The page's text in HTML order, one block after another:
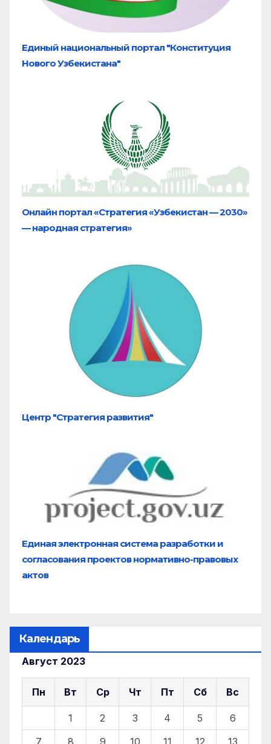
Единый национальный портал "Конституция
Нового Узбекистана"
Онлайн портал «Стратегия «Узбекистан — 2030»
— народная стратегия»
Центр "Стратегия развития"
Единая электронная система разработки и
согласования проектов нормативно-правовых
актов
Календарь
Август 2023
Пн Вт Ср Чт Пт Сб Вс
1 2 3 4 5
6